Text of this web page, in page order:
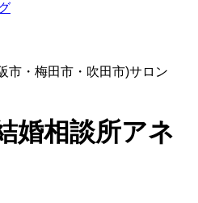
市・梅田市・吹田市)サロン
婚相談所アネ